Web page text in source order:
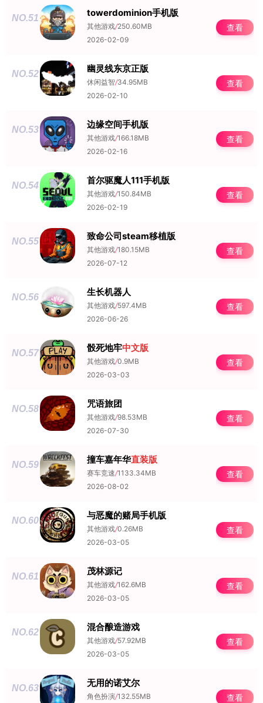
NO.51 towerdominion手机版
其他游戏/250.60MB
2026-02-09
查看
NO.52 幽灵线东京正版
休闲益智/34.95MB
2026-02-10
查看
NO.53 边缘空间手机版
其他游戏/166.18MB
2026-02-16
查看
NO.54 首尔驱魔人111手机版
其他游戏/150.84MB
2026-02-19
查看
NO.55 致命公司steam移植版
其他游戏/180.15MB
2026-07-12
查看
NO.56 生长机器人
其他游戏/597.4MB
2026-06-26
查看
NO.57 骰死地牢中文版
其他游戏/0.9MB
2026-03-03
查看
NO.58 咒语旅团
其他游戏/98.53MB
2026-07-30
查看
NO.59 撞车嘉年华直装版
赛车竞速/1133.34MB
2026-08-02
查看
NO.60 与恶魔的赌局手机版
其他游戏/0.26MB
2026-03-05
查看
NO.61 茂林源记
其他游戏/162.6MB
2026-03-05
查看
NO.62 混合酿造游戏
其他游戏/57.92MB
2026-03-05
查看
NO.63 无用的诺艾尔
角色扮演/132.55MB
查看